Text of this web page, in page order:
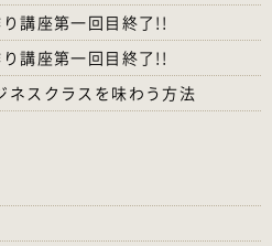
講座第一回目終了!!
講座第一回目終了!!
スクラスを味わう方法